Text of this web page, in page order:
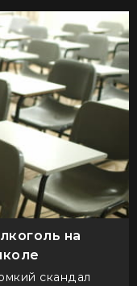
на
скандал